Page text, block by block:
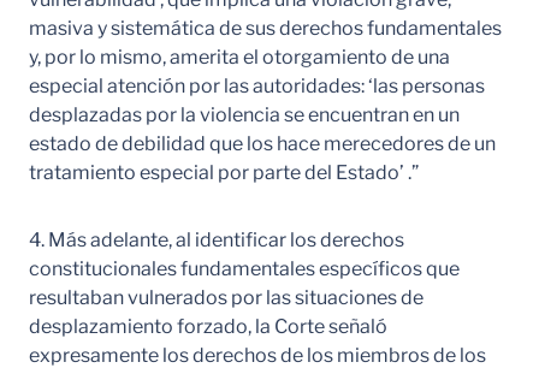
masiva y sistemática de sus derechos fundamentales
y, por lo mismo, amerita el otorgamiento de una
especial atención por las autoridades: ‘las personas
desplazadas por la violencia se encuentran en un
estado de debilidad que los hace merecedores de un
tratamiento especial por parte del Estado’ .”
4. Más adelante, al identificar los derechos
constitucionales fundamentales específicos que
resultaban vulnerados por las situaciones de
desplazamiento forzado, la Corte señaló
expresamente los derechos de los miembros de los